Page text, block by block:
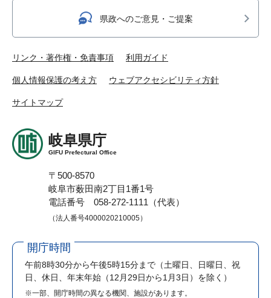
県政へのご意見・ご提案
リンク・著作権・免責事項 利用ガイド
個人情報保護の考え方 ウェブアクセシビリティ方針
サイトマップ
岐阜県庁
GIFU Prefectural Office
〒500-8570
岐阜市薮田南2丁目1番1号
電話番号 058-272-1111（代表）
（法人番号4000020210005）
開庁時間
午前8時30分から午後5時15分まで （土曜日、日曜日、祝
日、休日、年末年始（12月29日から1月3日）を除く）
※一部、開庁時間の異なる機関、施設があります。